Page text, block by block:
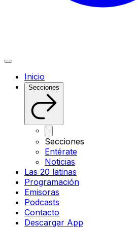
Inicio
Secciones
Secciones
Entérate
Noticias
Las 20 latinas
Programación
Emisoras
Podcasts
Contacto
Descargar App